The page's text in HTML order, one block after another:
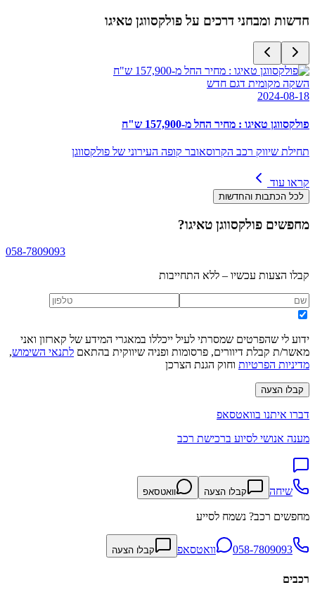
חדשות ומבחני דרכים עלפולקסווגן טאיגו
השקה מקומית דגם חדש
2024-08-18
פולקסווגן טאיגו : מחיר החל מ-157,900 ש"ח
תחילת שיווק רכב הקרוסאובר קופה העירוני של פולקסווגן
קראו עוד
לכל הכתבות והחדשות
מחפשים פולקסווגן טאיגו?
058-7809093
קבלו הצעות עכשיו – ללא התחייבות
ידוע לי שהפרטים שמסרתי לעיל ייכללו במאגרי המידע של קארזון ואני
מאשר/ת קבלת דיוורים, פרסומות ופניה שיווקית בהתאם לתנאי השימוש,
מדיניות הפרטיות וחוק הגנת הצרכן
קבלו הצעה
דברו איתנו בוואטסאפ
מענה אנושי לסיוע ברכישת רכב
שיחה קבלו הצעה וואטסאפ
מחפשים רכב? נשמח לסייע
058-7809093 וואטסאפ קבלו הצעה
רכבים